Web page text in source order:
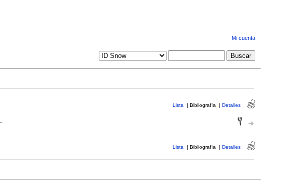
Mi cuenta
Lista | Bibliografía | Detalles
Lista | Bibliografía | Detalles